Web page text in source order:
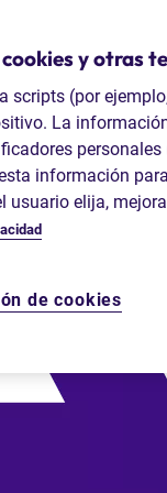
y otras
scripts (por
La
información
usuario elija,
de cookies